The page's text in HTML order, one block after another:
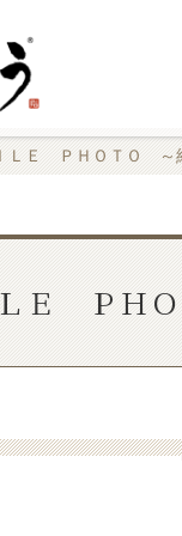
ＬＥ ＰＨＯＴＯ ～
Ｅ ＰＨ